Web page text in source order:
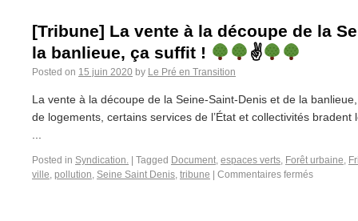
[Tribune] La vente à la découpe de la
la banlieue, ça suffit !
✌
Posted on 15 juin 2020 by Le Pré en Transition
La vente à la découpe de la Seine-Saint-Denis et de la
de logements, certains services de l’État et collectivités
Posted in Syndication. Tagged Document, espaces verts, Forêt urbaine,
ville, pollution, Seine Saint Denis, tribune Commentaires fermés